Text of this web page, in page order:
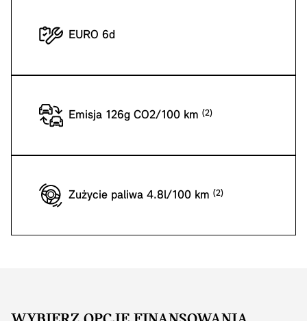
EURO 6d
Emisja 126g CO2/100 km
Zużycie paliwa 4.8l/100 km